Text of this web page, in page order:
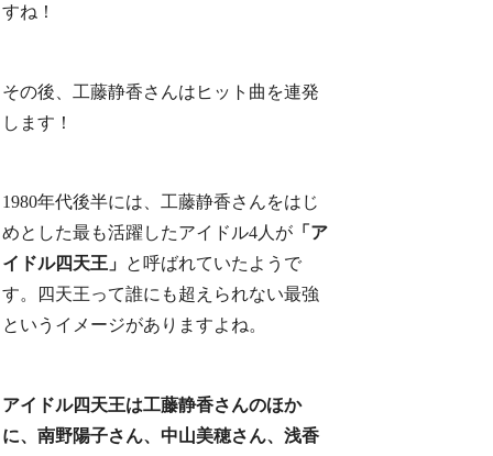
すね！
その後、工藤静香さんはヒット曲を連発
します！
1980年代後半には、工藤静香さんをはじ
めとした最も活躍したアイドル4人が 「ア
イドル四天王」 と呼ばれていたようで
す。四天王って誰にも超えられない最強
というイメージがありますよね。
アイドル四天王は工藤静香さんのほか
に、南野陽子さん、中山美穂さん、浅香